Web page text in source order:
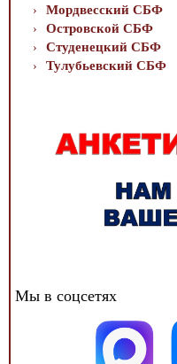
Мордвесский СБФ
Островской СБФ
Студенецкий СБФ
Тулубьевский СБФ
Мы в соцсетях